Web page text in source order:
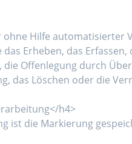
Hilfe automatisierter
Erheben, das
die Offenlegung durch
das Löschen oder die
h4>
ist die Markierung